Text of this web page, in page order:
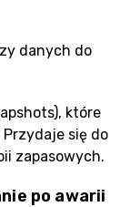
danych do
które
się do
zapasowych.
po awarii